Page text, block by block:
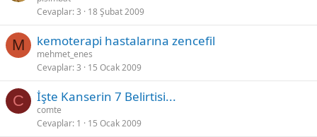
Cevaplar 3 18 Şubat 2009
M kemoterapi hastalarına zencefil
mehmet_enes
Cevaplar 3 15 Ocak 2009
C İşte Kanserin 7 Belirtisi...
comte
Cevaplar 1 15 Ocak 2009